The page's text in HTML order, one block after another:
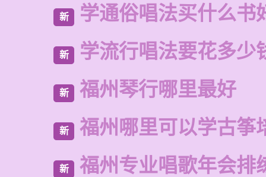
新 学通俗唱法买什么书
新 学流行唱法要花多少
新 福州琴行哪里最好
新 福州哪里可以学古筝
新 福州专业唱歌年会排